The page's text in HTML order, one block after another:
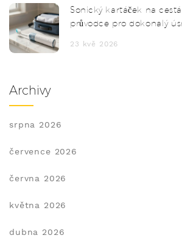
Sonický kartáček na
průvodce pro dokonalý
23 kvě 2026
Archivy
srpna 2026
července 2026
června 2026
května 2026
dubna 2026